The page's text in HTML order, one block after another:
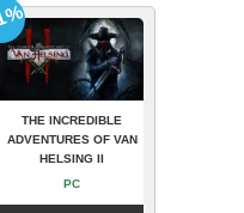
THE INCREDIBLE
ADVENTURES OF VAN
HELSING II
PC